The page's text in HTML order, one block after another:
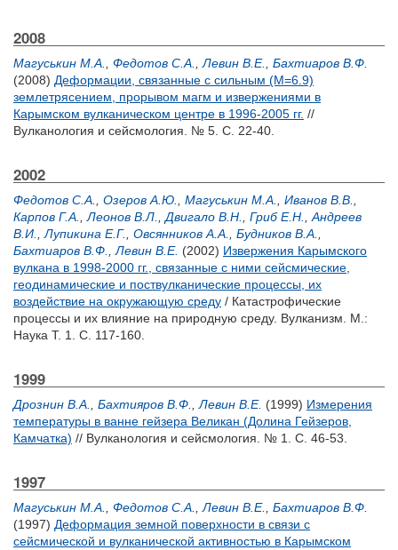
2008
Магуськин М.А. Федотов С.А. Левин В.Е.
Бахтиаров В.Ф.
(2008) Деформации, связанные с сильным (М=6.9)
землетрясением, прорывом магм и извержениями в
Карымском вулканическом центре в 1996-2005 гг. //
Вулканология и сейсмология. № 5. С. 22-40.
2002
Федотов С.А. Озеров А.Ю. Магуськин М.А. Иванов В.В.
Карпов Г.А.
Леонов В.Л. Двигало В.Н. Гриб Е.Н.
Андреев
В.И.
Лупикина Е.Г. Овсянников А.А. Будников В.А.
Бахтиаров В.Ф.
Левин В.Е. (2002) Извержения Карымского
вулкана в 1998-2000 гг., связанные с ними сейсмические,
геодинамические и поствулканические процессы, их
воздействие на окружающую среду / Катастрофические
процессы и их влияние на природную среду. Вулканизм. М.:
Наука Т. 1. С. 117-160.
1999
Дрознин В.А. Бахтияров В.Ф. Левин В.Е. (1999) Измерения
температуры в ванне гейзера Великан (Долина Гейзеров,
Камчатка) // Вулканология и сейсмология. № 1. С. 46-53.
1997
Магуськин М.А. Федотов С.А. Левин В.Е.
Бахтиаров В.Ф.
(1997) Деформация земной поверхности в связи с
сейсмической и вулканической активностью в Карымском